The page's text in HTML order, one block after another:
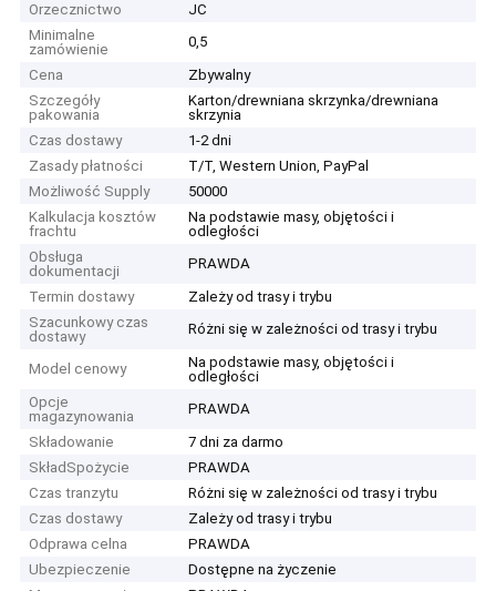
Orzecznictwo
JC
Minimalne
zamówienie
0,5
Cena
Zbywalny
Szczegóły
pakowania
Karton/drewniana skrzynka/drewniana
skrzynia
Czas dostawy
1-2 dni
Zasady płatności
T/T, Western Union, PayPal
Możliwość Supply
50000
Kalkulacja kosztów
frachtu
Na podstawie masy, objętości i
odległości
Obsługa
dokumentacji
PRAWDA
Termin dostawy
Zależy od trasy i trybu
Szacunkowy czas
dostawy
Różni się w zależności od trasy i trybu
Model cenowy
Na podstawie masy, objętości i
odległości
Opcje
magazynowania
PRAWDA
Składowanie
7 dni za darmo
SkładSpożycie
PRAWDA
Czas tranzytu
Różni się w zależności od trasy i trybu
Czas dostawy
Zależy od trasy i trybu
Odprawa celna
PRAWDA
Ubezpieczenie
Dostępne na życzenie